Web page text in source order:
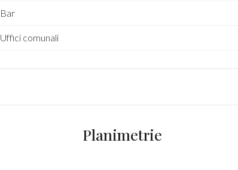
Bar
Uffici comunali
Planimetrie